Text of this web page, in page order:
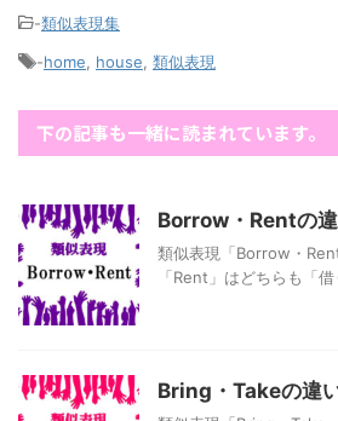
-類似表現集
-home house 類似表現
下の記事も一緒に読まれています。
Borrow・Rentの
類似表現「Borrow・
「Rent」はどちらも「
Bring・Takeの違